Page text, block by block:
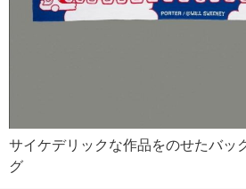
サイケデリックな作品をのせたバッ
グ